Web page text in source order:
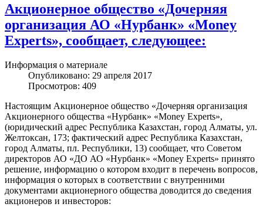
Акционерное общество «Дочерняя
организация АО «Нурбанк» «Money
Experts», сообщает, следующее:
Информация о материале
Опубликовано: 29 апреля 2017
Просмотров: 409
Настоящим Акционерное общество «Дочерняя организация
Акционерного общества «Нурбанк» «Money Experts»,
(юридический адрес Республика Казахстан, город Алматы, ул.
Желтоксан, 173; фактический адрес Республика Казахстан,
город Алматы, пл. Республики, 13) сообщает, что Советом
директоров АО «ДО АО «Нурбанк» «Money Experts» принято
решение, информацию о котором входит в перечень вопросов,
информация о которых в соответствии с внутренними
документами акционерного общества доводится до сведения
акционеров и инвесторов: